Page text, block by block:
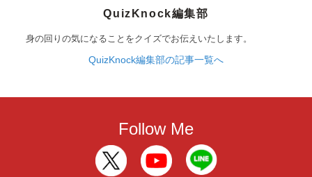
QuizKnock編集部
身の回りの気になることをクイズでお伝えいたします。
QuizKnock編集部の記事一覧へ
Follow Me